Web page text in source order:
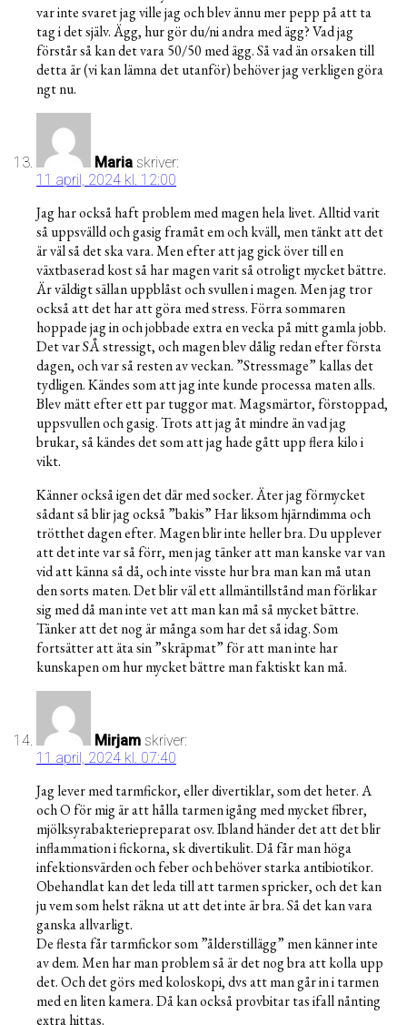
var inte svaret jag ville jag och blev ännu mer pepp på att ta
tag i det själv. Ägg, hur gör du/ni andra med ägg? Vad jag
förstår så kan det vara 50/50 med ägg. Så vad än orsaken till
detta är (vi kan lämna det utanför) behöver jag verkligen göra
ngt nu.
Maria skriver:
11 april, 2024 kl. 12:00
Jag har också haft problem med magen hela livet. Alltid varit
så uppsvälld och gasig framåt em och kväll, men tänkt att det
är väl så det ska vara. Men efter att jag gick över till en
växtbaserad kost så har magen varit så otroligt mycket bättre.
Är väldigt sällan uppblåst och svullen i magen. Men jag tror
också att det har att göra med stress. Förra sommaren
hoppade jag in och jobbade extra en vecka på mitt gamla jobb.
Det var SÅ stressigt, och magen blev dålig redan efter första
dagen, och var så resten av veckan. ”Stressmage” kallas det
tydligen. Kändes som att jag inte kunde processa maten alls.
Blev mätt efter ett par tuggor mat. Magsmärtor, förstoppad,
uppsvullen och gasig. Trots att jag åt mindre än vad jag
brukar, så kändes det som att jag hade gått upp flera kilo i
vikt.
Känner också igen det där med socker. Äter jag förmycket
sådant så blir jag också ”bakis” Har liksom hjärndimma och
trötthet dagen efter. Magen blir inte heller bra. Du upplever
att det inte var så förr, men jag tänker att man kanske var van
vid att känna så då, och inte visste hur bra man kan må utan
den sorts maten. Det blir väl ett allmäntillstånd man förlikar
sig med då man inte vet att man kan må så mycket bättre.
Tänker att det nog är många som har det så idag. Som
fortsätter att äta sin ”skräpmat” för att man inte har
kunskapen om hur mycket bättre man faktiskt kan må.
Mirjam skriver:
11 april, 2024 kl. 07:40
Jag lever med tarmfickor, eller divertiklar, som det heter. A
och O för mig är att hålla tarmen igång med mycket fibrer,
mjölksyrabakteriepreparat osv. Ibland händer det att det blir
inflammation i fickorna, sk divertikulit. Då får man höga
infektionsvärden och feber och behöver starka antibiotikor.
Obehandlat kan det leda till att tarmen spricker, och det kan
ju vem som helst räkna ut att det inte är bra. Så det kan vara
ganska allvarligt.
De flesta får tarmfickor som ”ålderstillägg” men känner inte
av dem. Men har man problem så är det nog bra att kolla upp
det. Och det görs med koloskopi, dvs att man går in i tarmen
med en liten kamera. Då kan också provbitar tas ifall nånting
extra hittas.